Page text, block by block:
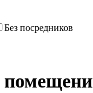
Без посредников